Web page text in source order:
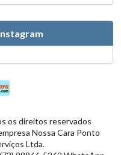
os direitos reservados
Nossa Cara Ponto
Ltda.